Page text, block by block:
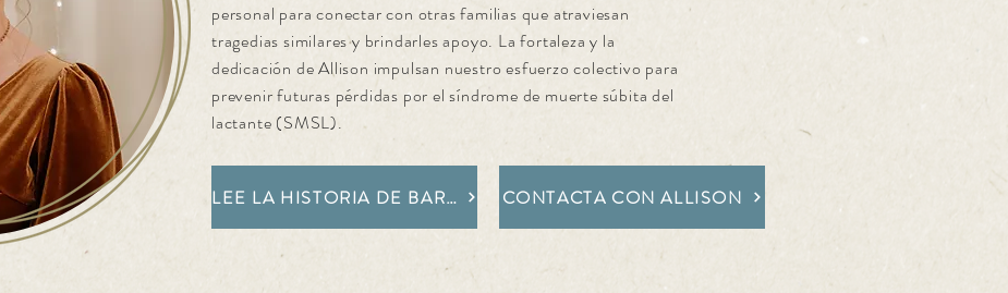
CONTACTA CON ALLISON
personal para conectar con otras familias que atraviesan
tragedias similares y brindarles apoyo. La fortaleza y la
dedicación de Allison impulsan nuestro esfuerzo colectivo para
prevenir futuras pérdidas por el síndrome de muerte súbita del
lactante (SMSL).
LEE LA HISTORIA DE BARRETT